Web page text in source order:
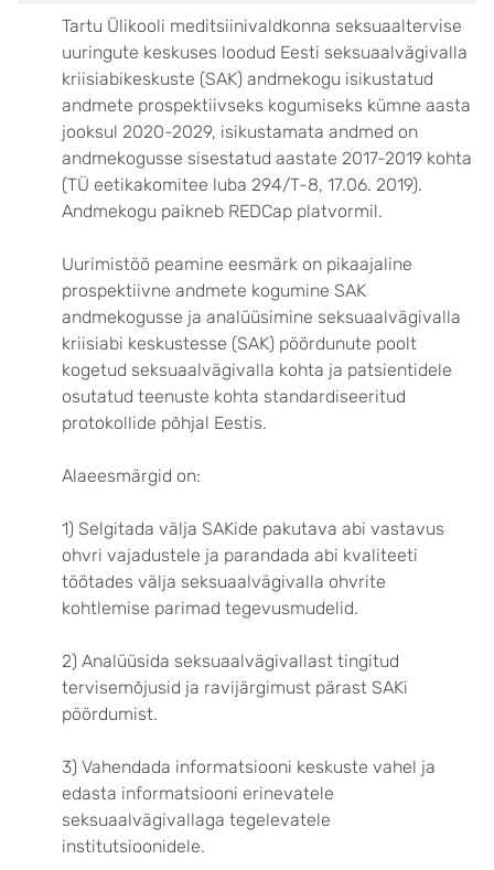
Tartu Ülikooli meditsiinivaldkonna seksuaaltervise
uuringute keskuses loodud Eesti seksuaalvägivalla
kriisiabikeskuste (SAK) andmekogu isikustatud
andmete prospektiivseks kogumiseks kümne aasta
jooksul 2020-2029, isikustamata andmed on
andmekogusse sisestatud aastate 2017-2019 kohta
(TÜ eetikakomitee luba 294/T-8, 17.06. 2019).
Andmekogu paikneb REDCap platvormil.
Uurimistöö peamine eesmärk on pikaajaline
prospektiivne andmete kogumine SAK
andmekogusse ja analüüsimine seksuaalvägivalla
kriisiabi keskustesse (SAK) pöördunute poolt
kogetud seksuaalvägivalla kohta ja patsientidele
osutatud teenuste kohta standardiseeritud
protokollide põhjal Eestis.
Alaeesmärgid on:
1) Selgitada välja SAKide pakutava abi vastavus
ohvri vajadustele ja parandada abi kvaliteeti
töötades välja seksuaalvägivalla ohvrite
kohtlemise parimad tegevusmudelid.
2) Analüüsida seksuaalvägivallast tingitud
tervisemõjusid ja ravijärgimust pärast SAKi
pöördumist.
3) Vahendada informatsiooni keskuste vahel ja
edasta informatsiooni erinevatele
seksuaalvägivallaga tegelevatele
institutsioonidele.